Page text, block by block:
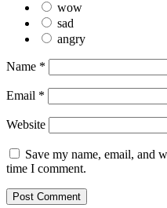
wow
sad
angry
Name *
Email *
Website
Save my name, email, and
time I comment.